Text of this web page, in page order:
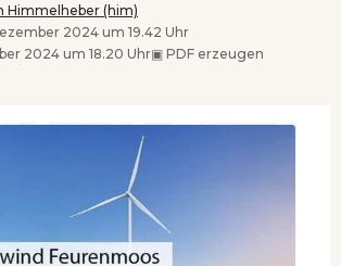
Himmelheber (him)
2024 um 19.42 Uhr
2024 um 18.20 Uhr▣ PDF erzeugen